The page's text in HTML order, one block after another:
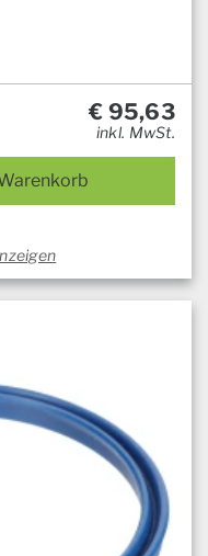
€ 95,63
inkl. MwSt.